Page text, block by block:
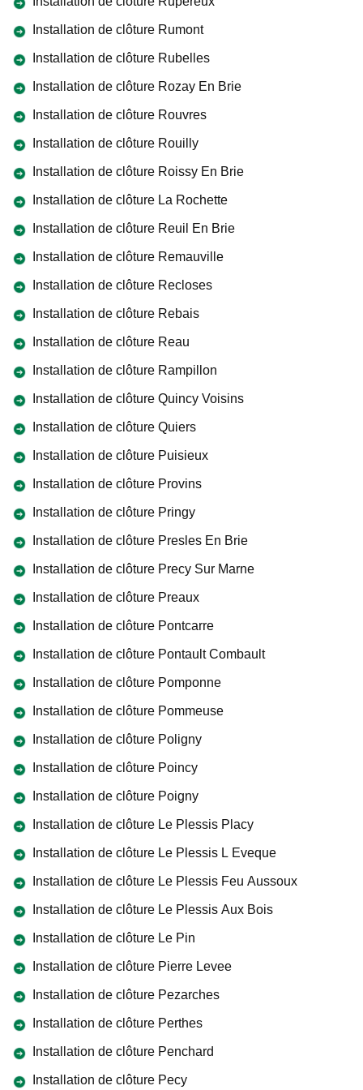
Installation de clôture Rumont
Installation de clôture Rubelles
Installation de clôture Rozay En Brie
Installation de clôture Rouvres
Installation de clôture Rouilly
Installation de clôture Roissy En Brie
Installation de clôture La Rochette
Installation de clôture Reuil En Brie
Installation de clôture Remauville
Installation de clôture Recloses
Installation de clôture Rebais
Installation de clôture Reau
Installation de clôture Rampillon
Installation de clôture Quincy Voisins
Installation de clôture Quiers
Installation de clôture Puisieux
Installation de clôture Provins
Installation de clôture Pringy
Installation de clôture Presles En Brie
Installation de clôture Precy Sur Marne
Installation de clôture Preaux
Installation de clôture Pontcarre
Installation de clôture Pontault Combault
Installation de clôture Pomponne
Installation de clôture Pommeuse
Installation de clôture Poligny
Installation de clôture Poincy
Installation de clôture Poigny
Installation de clôture Le Plessis Placy
Installation de clôture Le Plessis L Eveque
Installation de clôture Le Plessis Feu Aussoux
Installation de clôture Le Plessis Aux Bois
Installation de clôture Le Pin
Installation de clôture Pierre Levee
Installation de clôture Pezarches
Installation de clôture Perthes
Installation de clôture Penchard
Installation de clôture Pecy